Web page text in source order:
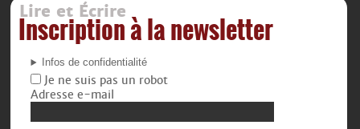
Lire et Écrire
Inscription à la newsletter
Infos de confidentialité
Je ne suis pas un robot
Adresse e-mail